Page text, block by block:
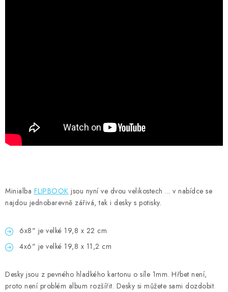
Jak nakupovat
Minialba FLIPBOOK jsou nyní ve dvou velikostech ... v nabídce se
najdou jednobarevně zářivá, tak i desky s potisky.
6x8" je velké 19,8 x 22 cm
4x6" je velké 19,8 x 11,2 cm
Desky jsou z pevného hladkého kartonu o síle 1mm. Hřbet není,
proto není problém album rozšířit. Desky si můžete sami dozdobit.